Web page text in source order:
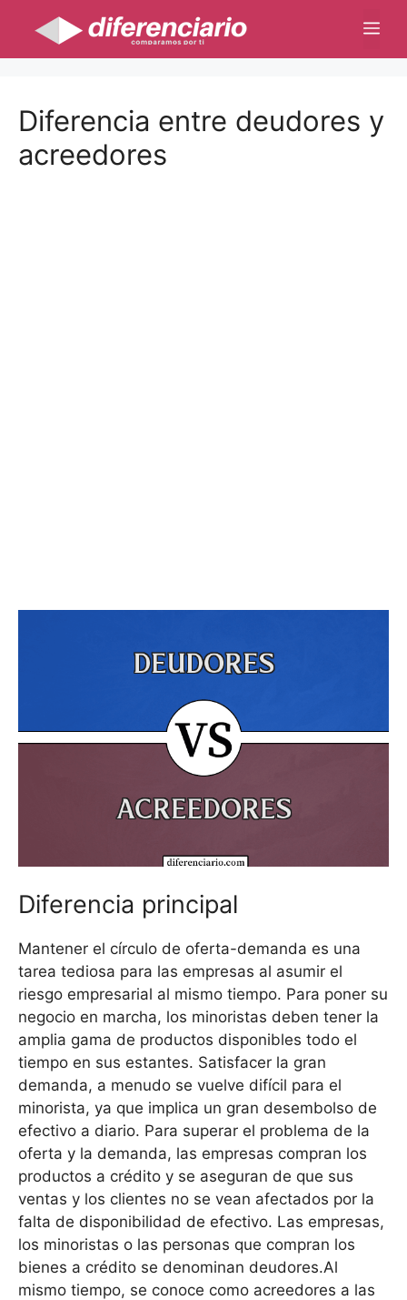
contenido
Diferencia entre deudores y
acreedores
Diferencia principal
Mantener el círculo de oferta-demanda es una
tarea tediosa para las empresas al asumir el
riesgo empresarial al mismo tiempo. Para poner su
negocio en marcha, los minoristas deben tener la
amplia gama de productos disponibles todo el
tiempo en sus estantes. Satisfacer la gran
demanda, a menudo se vuelve difícil para el
minorista, ya que implica un gran desembolso de
efectivo a diario. Para superar el problema de la
oferta y la demanda, las empresas compran los
productos a crédito y se aseguran de que sus
ventas y los clientes no se vean afectados por la
falta de disponibilidad de efectivo. Las empresas,
los minoristas o las personas que compran los
bienes a crédito se denominan deudores.Al
mismo tiempo, se conoce como acreedores a las